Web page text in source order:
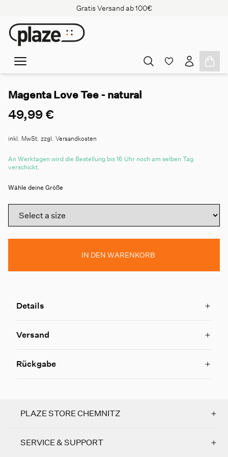
Gratis Versand ab 100€
Magenta Love Tee - natural
49,99 €
inkl. MwSt. zzgl. Versandkosten
An Werktagen wird die Bestellung bis 16 Uhr noch am selben Tag
verschickt.
Wähle deine Größe
IN DEN WARENKORB
Details
Versand
Rückgabe
PLAZE STORE CHEMNITZ
SERVICE & SUPPORT